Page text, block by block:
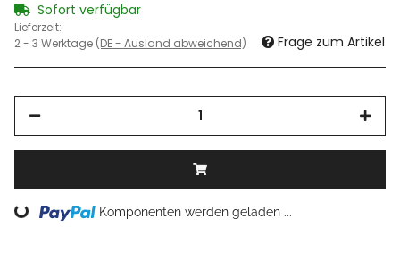
Sofort verfügbar
Lieferzeit:
2 - 3 Werktage (DE - Ausland abweichend) Frage zum Artikel
Loading... Komponenten werden geladen ...